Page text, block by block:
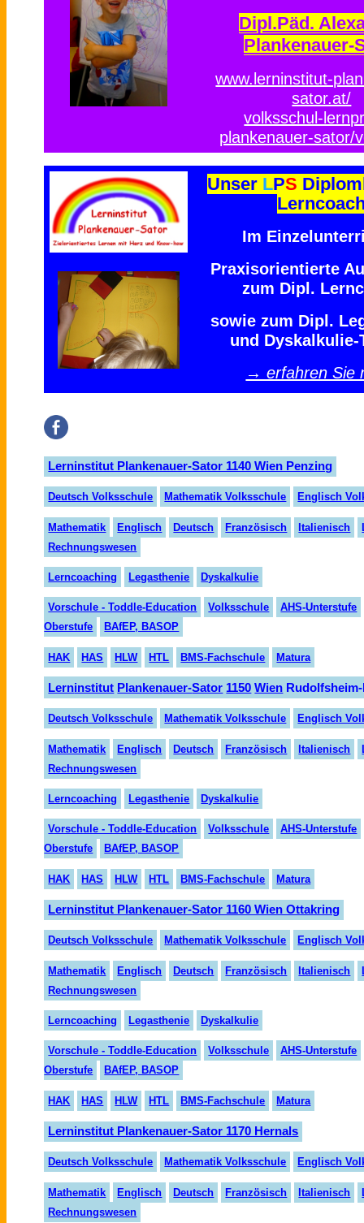
Dipl.Päd.
Plankenauer-
www.lerninstitut-
sator.at/
volksschul-
plankenauer-sator/
Unser LPS
Im
Praxisorientierte
zum Dipl.
sowie zum Dipl.
und Dyskalkulie-
→ erfahren Sie
Lerninstitut Plankenauer-Sator 1140 Wien Penzing
Deutsch Volksschule Mathematik Volksschule Englisch
Mathematik Englisch Deutsch Französisch Italienisch
Rechnungswesen
Lerncoaching Legasthenie Dyskalkulie
Vorschule - Toddle-Education Volksschule
AHS-Unterstufe
Oberstufe
BAfEP, BASOP
HAK HAS HLW HTL BMS-Fachschule Matura
Lerninstitut Plankenauer-Sator 1150 Wien
Deutsch Volksschule Mathematik Volksschule Englisch
Mathematik Englisch Deutsch Französisch Italienisch
Rechnungswesen
Lerncoaching Legasthenie Dyskalkulie
Vorschule - Toddle-Education Volksschule
AHS-Unterstufe
Oberstufe
BAfEP, BASOP
HAK HAS HLW HTL BMS-Fachschule Matura
Lerninstitut Plankenauer-Sator 1160 Wien Ottakring
Deutsch Volksschule Mathematik Volksschule Englisch
Mathematik Englisch Deutsch Französisch Italienisch
Rechnungswesen
Lerncoaching Legasthenie Dyskalkulie
Vorschule - Toddle-Education Volksschule
AHS-Unterstufe
Oberstufe
BAfEP, BASOP
HAK HAS HLW HTL BMS-Fachschule Matura
Lerninstitut Plankenauer-Sator 1170 Hernals
Deutsch Volksschule Mathematik Volksschule Englisch
Mathematik Englisch Deutsch Französisch Italienisch
Rechnungswesen